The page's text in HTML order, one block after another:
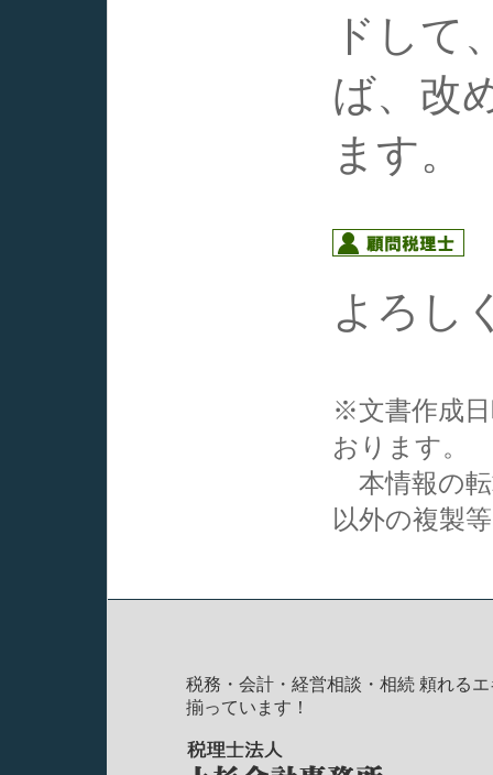
ドして
ば、改
ます。
よろし
※文書作成
おります。
本情報の転
以外の複製
税務・会計・経営相談・相続 頼れる
揃っています！